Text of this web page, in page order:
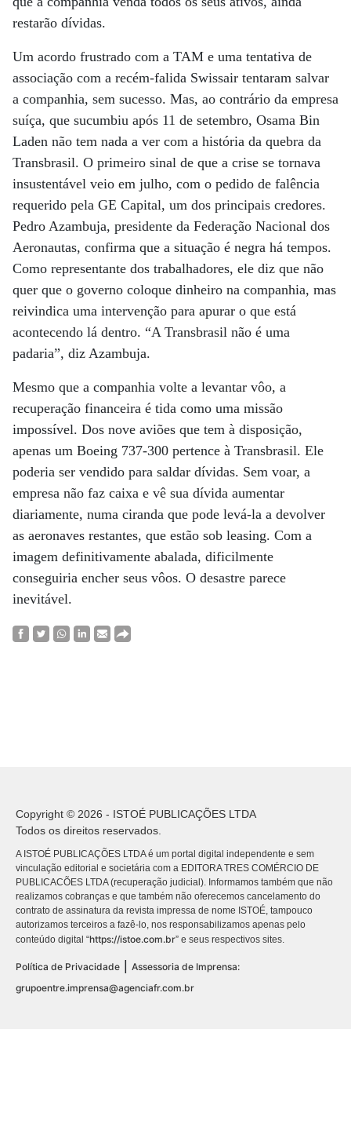
restarão dívidas.
Um acordo frustrado com a TAM e uma tentativa de
associação com a recém-falida Swissair tentaram salvar
a companhia, sem sucesso. Mas, ao contrário da empresa
suíça, que sucumbiu após 11 de setembro, Osama Bin
Laden não tem nada a ver com a história da quebra da
Transbrasil. O primeiro sinal de que a crise se tornava
insustentável veio em julho, com o pedido de falência
requerido pela GE Capital, um dos principais credores.
Pedro Azambuja, presidente da Federação Nacional dos
Aeronautas, confirma que a situação é negra há tempos.
Como representante dos trabalhadores, ele diz que não
quer que o governo coloque dinheiro na companhia, mas
reivindica uma intervenção para apurar o que está
acontecendo lá dentro. “A Transbrasil não é uma
padaria”, diz Azambuja.
Mesmo que a companhia volte a levantar vôo, a
recuperação financeira é tida como uma missão
impossível. Dos nove aviões que tem à disposição,
apenas um Boeing 737-300 pertence à Transbrasil. Ele
poderia ser vendido para saldar dívidas. Sem voar, a
empresa não faz caixa e vê sua dívida aumentar
diariamente, numa ciranda que pode levá-la a devolver
as aeronaves restantes, que estão sob leasing. Com a
imagem definitivamente abalada, dificilmente
conseguiria encher seus vôos. O desastre parece
inevitável.
Copyright © 2026 - ISTOÉ PUBLICAÇÕES LTDA
Todos os direitos reservados.
A ISTOÉ PUBLICAÇÕES LTDA é um portal digital independente e sem
vinculação editorial e societária com a EDITORA TRES COMÉRCIO DE
PUBLICACÕES LTDA (recuperação judicial). Informamos também que não
realizamos cobranças e que também não oferecemos cancelamento do
contrato de assinatura da revista impressa de nome ISTOÉ, tampouco
autorizamos terceiros a fazê-lo, nos responsabilizamos apenas pelo
conteúdo digital “https://istoe.com.br” e seus respectivos sites.
Política de Privacidade
Assessoria de Imprensa:
grupoentre.imprensa@agenciafr.com.br